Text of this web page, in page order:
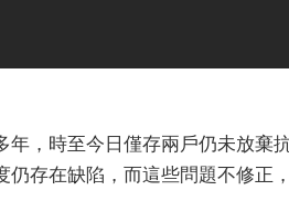
，時至今日僅存兩戶仍未放棄
存在缺陷，而這些問題不修正